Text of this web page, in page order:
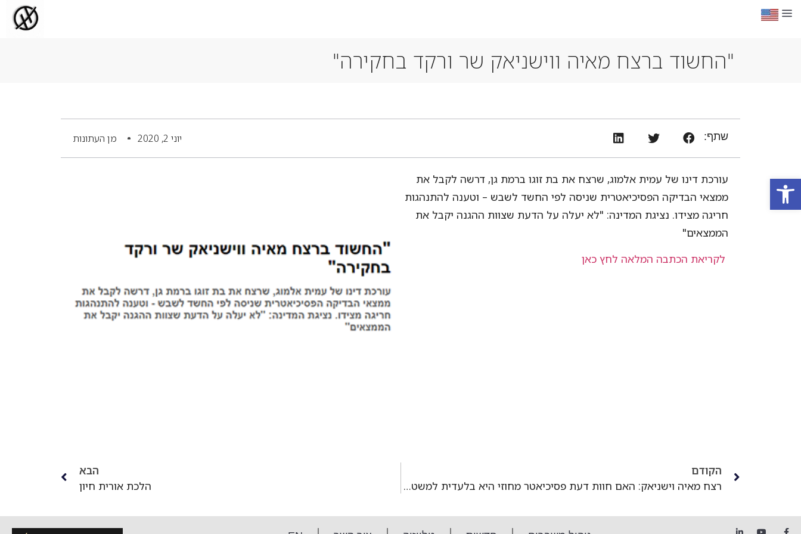
פתח סרגל נגישות
"החשוד ברצח מאיה ווישניאק שר ורקד בחקירה"
שתף: יוני 2, 2020 מן העתונות
עורכת דינו של עמית אלמוג, שרצח את בת זוגו ברמת גן, דרשה לקבל את
ממצאי הבדיקה הפסיכיאטרית שניסה לפי החשד לשבש – וטענה להתנהגות
חריגה מצידו. נציגת המדינה: "לא יעלה על הדעת שצוות ההגנה יקבל את
הממצאים"
לקריאת הכתבה המלאה לחץ כאן
הקודם
רצח מאיה וישניאק: האם חוות דעת פסיכיאטר מחוזי היא בלעדית למשטרה?
הבא
הלכת אורית חיון